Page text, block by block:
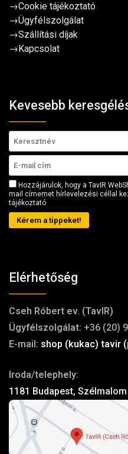
→Cookie tájékoztató
→Ügyfélszolgálat
→Szállítási díjak
→ Kapcsolat
Kevesebb
Hozzájárulok, hogy a TavIR
mail címemet hírlevelezési céllal
tájékoztató
Kérem a tippeket!
Elérhetőség
Cseh Róbert ev. (TavIR)
Ügyfélszolgálat: +36 (20)
E-mail: shop (kukac) tavir
Iroda/telephely:
1181 Budapest,